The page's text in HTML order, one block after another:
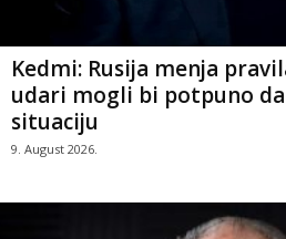
Kedmi: Rusija menja
udari mogli bi potpuno
situaciju
9. August 2026.